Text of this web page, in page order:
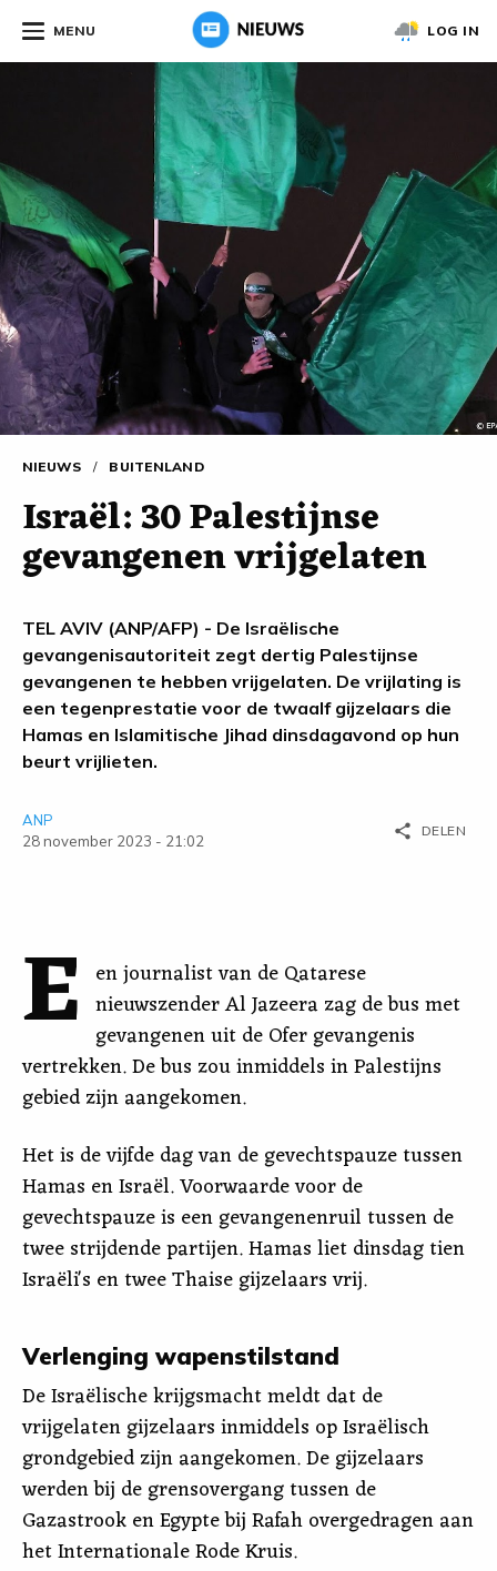
MENU LOG IN
NIEUWS / BUITENLAND
Israël: 30 Palestijnse
gevangenen vrijgelaten
TEL AVIV (ANP/AFP) - De Israëlische
gevangenisautoriteit zegt dertig Palestijnse
gevangenen te hebben vrijgelaten. De vrijlating is
een tegenprestatie voor de twaalf gijzelaars die
Hamas en Islamitische Jihad dinsdagavond op hun
beurt vrijlieten.
ANP
28 november 2023 - 21:02
share DELEN
E en journalist van de Qatarese
nieuwszender Al Jazeera zag de bus met
gevangenen uit de Ofer gevangenis
vertrekken. De bus zou inmiddels in Palestijns
gebied zijn aangekomen.
Het is de vijfde dag van de gevechtspauze tussen
Hamas en Israël. Voorwaarde voor de
gevechtspauze is een gevangenenruil tussen de
twee strijdende partijen. Hamas liet dinsdag tien
Israëli's en twee Thaise gijzelaars vrij.
Verlenging wapenstilstand
De Israëlische krijgsmacht meldt dat de
vrijgelaten gijzelaars inmiddels op Israëlisch
grondgebied zijn aangekomen. De gijzelaars
werden bij de grensovergang tussen de
Gazastrook en Egypte bij Rafah overgedragen aan
het Internationale Rode Kruis.